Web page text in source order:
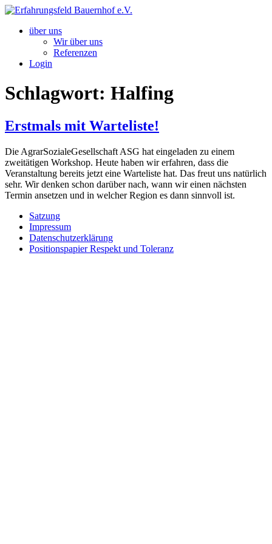
Zum
springenüber uns
Wir über uns
Referenzen
Login
Schlagwort: Halfing
Erstmals mit Warteliste!
Die AgrarSozialeGesellschaft ASG hat eingeladen zu einem
zweitätigen Workshop. Heute haben wir erfahren, dass die
Veranstaltung bereits jetzt eine Warteliste hat. Das freut uns natürlich
sehr. Wir denken schon darüber nach, wann wir einen nächsten
Termin ansetzen und in welcher Region es dann sinnvoll ist.
Satzung
Impressum
Datenschutzerklärung
Positionspapier Respekt und Toleranz